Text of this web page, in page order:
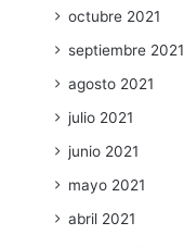
octubre 2021
septiembre 2021
agosto 2021
julio 2021
junio 2021
mayo 2021
abril 2021